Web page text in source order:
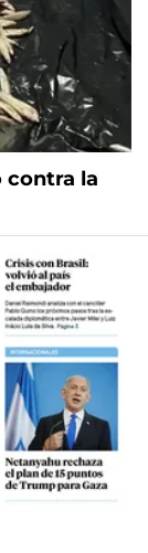
contra la